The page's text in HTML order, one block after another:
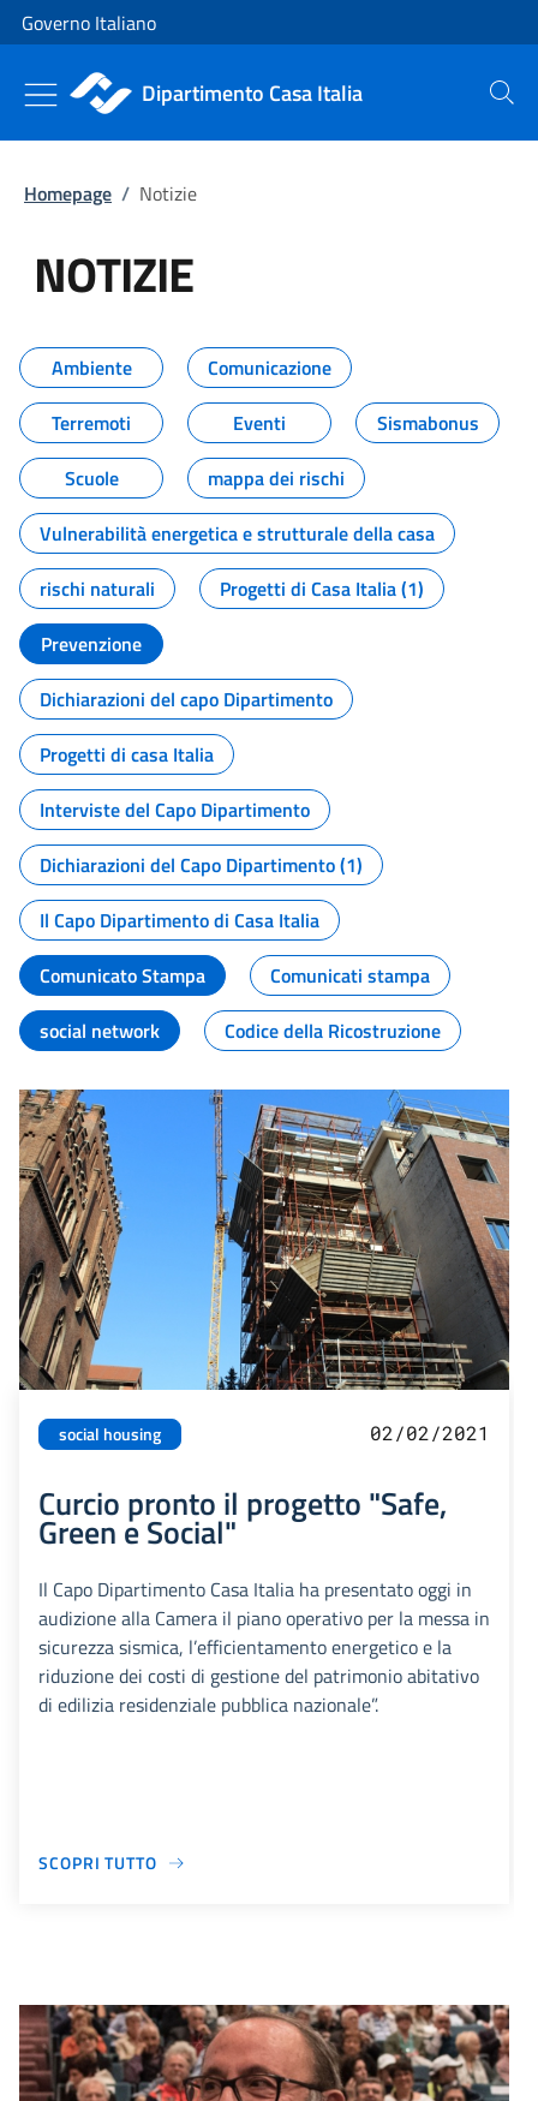
Vai al contenuto
Vai alla navigazione del sito
Governo Italiano
Dipartimento Casa Italia Cerca
Homepage / Notizie
NOTIZIE
Tutti i contenuti della pagina
Ambiente
Comunicazione
Terremoti
Eventi
Sismabonus
Scuole
mappa dei rischi
Vulnerabilità energetica e strutturale della casa
rischi naturali
Progetti di Casa Italia (1)
Prevenzione
Dichiarazioni del capo Dipartimento
Progetti di casa Italia
Interviste del Capo Dipartimento
Dichiarazioni del Capo Dipartimento (1)
Il Capo Dipartimento di Casa Italia
Comunicato Stampa
Comunicati stampa
social network
Codice della Ricostruzione
social housing 02/02/2021
Curcio pronto il progetto "Safe,
Green e Social"
Il Capo Dipartimento Casa Italia ha presentato oggi in
audizione alla Camera il piano operativo per la messa in
sicurezza sismica, l’efficientamento energetico e la
riduzione dei costi di gestione del patrimonio abitativo
di edilizia residenziale pubblica nazionale”.
SCOPRI TUTTO